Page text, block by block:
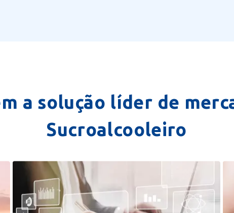
a solução líder de
Sucroalcooleiro